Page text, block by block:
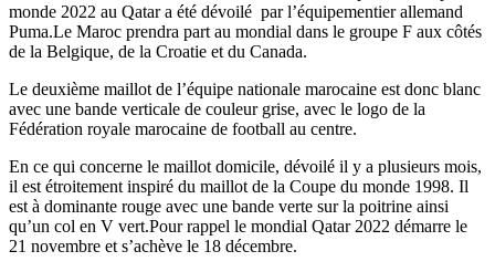
monde 2022 au Qatar a été dévoilé par l’équipementier allemand
Puma.Le Maroc prendra part au mondial dans le groupe F aux côtés
de la Belgique, de la Croatie et du Canada.
Le deuxième maillot de l’équipe nationale marocaine est donc blanc
avec une bande verticale de couleur grise, avec le logo de la
Fédération royale marocaine de football au centre.
En ce qui concerne le maillot domicile, dévoilé il y a plusieurs mois,
il est étroitement inspiré du maillot de la Coupe du monde 1998. Il
est à dominante rouge avec une bande verte sur la poitrine ainsi
qu’un col en V vert.Pour rappel le mondial Qatar 2022 démarre le
21 novembre et s’achève le 18 décembre.